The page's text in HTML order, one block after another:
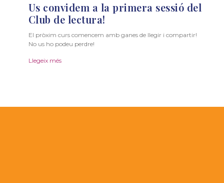
Us convidem a la primera sessió del
Club de lectura!
El pròxim curs comencem amb ganes de llegir i compartir!
No us ho podeu perdre!
Llegeix més